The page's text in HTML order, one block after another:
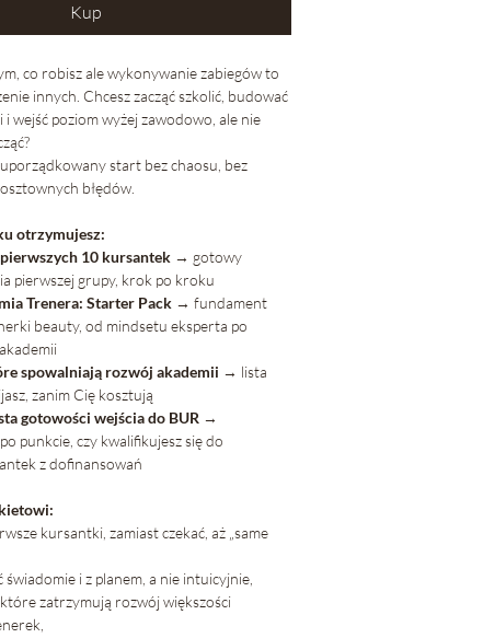
Kup
co robisz ale wykonywanie zabiegów to
innych. Chcesz zacząć szkolić, budować
wejść poziom wyżej zawodowo, ale nie
start bez chaosu, bez
błędów.
otrzymujesz:
10 kursantek → gotowy
pierwszej grupy, krok po kroku
Trenera: Starter Pack → fundament
beauty, od mindsetu eksperta po
spowalniają rozwój akademii → lista
zanim Cię kosztują
gotowości wejścia do BUR →
punkcie, czy kwalifikujesz się do
z dofinansowań
kursantki, zamiast czekać, aż „same
i z planem, a nie intuicyjnie,
zatrzymują rozwój większości